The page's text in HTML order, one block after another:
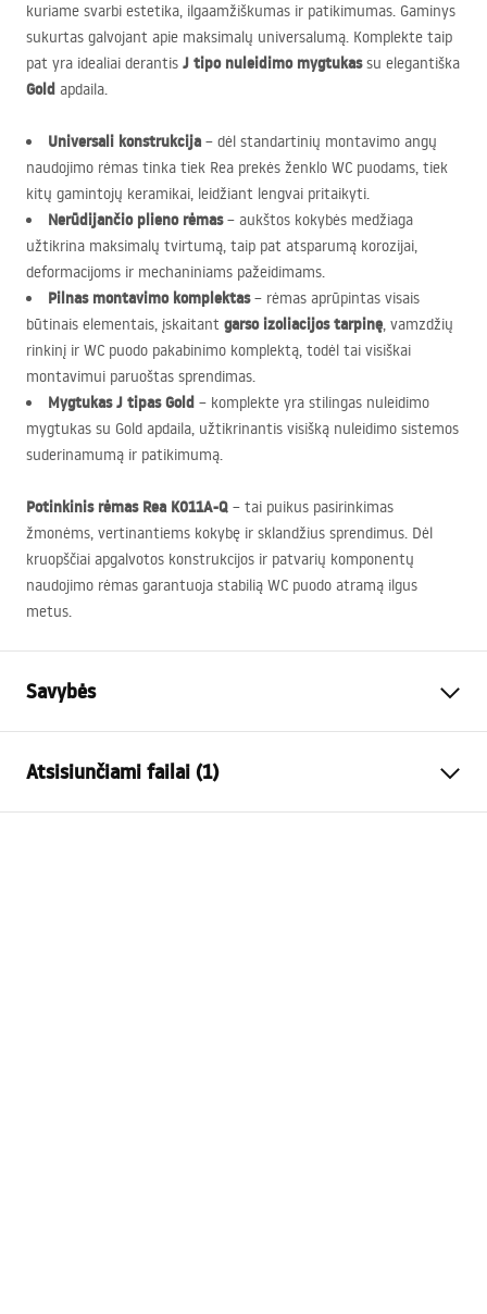
kuriame svarbi estetika, ilgaamžiškumas ir patikimumas. Gaminys
sukurtas galvojant apie maksimalų universalumą. Komplekte taip
pat yra idealiai derantis J tipo nuleidimo mygtukassu elegantiška
Gold apdaila.
Universali konstrukcija – dėl standartinių montavimo angų
naudojimo rėmas tinka tiek Rea prekės ženklo WC puodams, tiek
kitų gamintojų keramikai, leidžiant lengvai pritaikyti.
Nerūdijančio plieno rėmas– aukštos kokybės medžiaga
užtikrina maksimalų tvirtumą, taip pat atsparumą korozijai,
deformacijoms ir mechaniniams pažeidimams.
Pilnas montavimo komplektas– rėmas aprūpintas visais
būtinais elementais, įskaitant garso izoliacijos tarpinę, vamzdžių
rinkinį ir WC puodo pakabinimo komplektą, todėl tai visiškai
montavimui paruoštas sprendimas.
Mygtukas J tipas Gold – komplekte yra stilingas nuleidimo
mygtukas su Gold apdaila, užtikrinantis visišką nuleidimo sistemos
suderinamumą ir patikimumą.
Potinkinis rėmas Rea K011A-Q – tai puikus pasirinkimas
žmonėms, vertinantiems kokybę ir sklandžius sprendimus. Dėl
kruopščiai apgalvotos konstrukcijos ir patvarių komponentų
naudojimo rėmas garantuoja stabilią WC puodo atramą ilgus
metus.
Savybės
Modelis
Suderinami nuleidimo
J tipas
Atsisiunčiami failai (1)